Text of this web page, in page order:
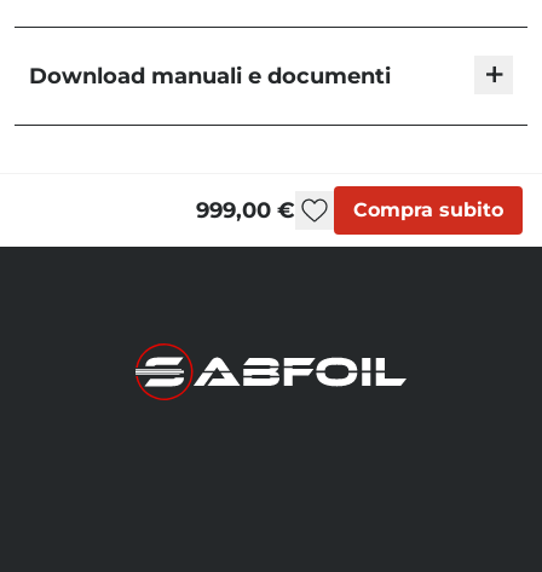
Download manuali e documenti +
999,00 € Compra subito